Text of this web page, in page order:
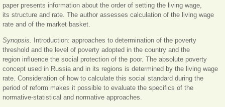
paper presents information about the order of setting the living wage,
its structure and rate. The author assesses calculation of the living wage
rate and of the market basket.
Synopsis.
Introduction: approaches to determination of the poverty
threshold and the level of poverty adopted in the country and the
region influence the social protection of the poor. The absolute poverty
concept used in Russia and in its regions is determined by the living wage
rate. Consideration of how to calculate this social standard during the
period of reform makes it possible to evaluate the specifics of the
normative-statistical and normative approaches.